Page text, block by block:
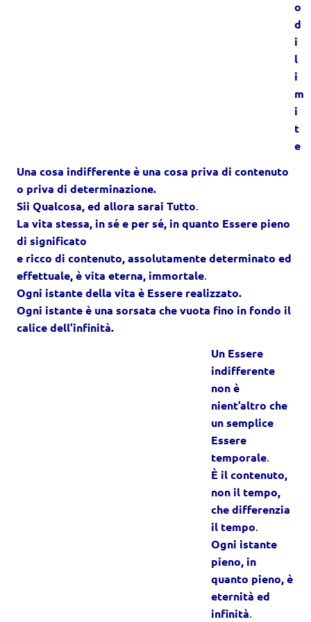
o
d
i
l
i
m
i
t
e
Una cosa indifferente è una cosa priva di contenuto
o priva di determinazione.
Sii Qualcosa, ed allora sarai Tutto
La vita stessa, in sé e per sé, in quanto Essere pieno
di significato
e ricco di contenuto, assolutamente determinato ed
effettuale, è vita eterna, immortale
Ogni istante della vita è Essere realizzato.
Ogni istante è una sorsata che vuota fino in fondo il
calice dell’infinità.
Un Essere
indifferente
non è
nient’altro che
un semplice
Essere
temporale
È il contenuto,
non il tempo,
che differenzia
il tempo
Ogni istante
pieno, in
quanto pieno, è
eternità ed
infinità